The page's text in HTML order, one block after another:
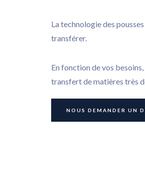
La technologie des
transférer.
En fonction de vos
transfert de matières très
NOUS DEMANDER UN